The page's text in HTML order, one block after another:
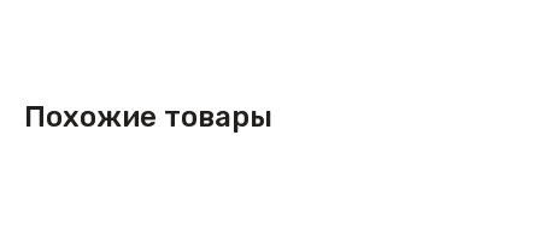
Похожие товары